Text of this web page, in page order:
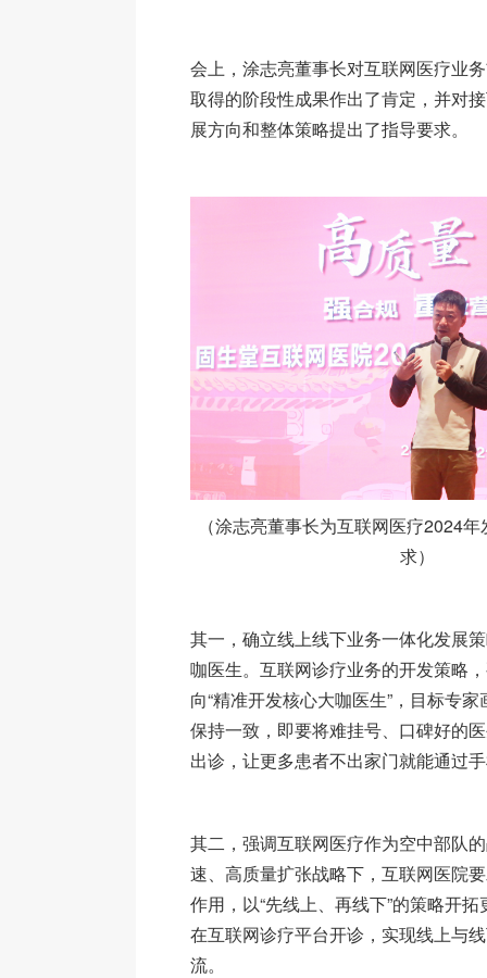
会上，涂志亮董事长对互联网医疗业
取得的阶段性成果作出了肯定，并对
展方向和整体策略提出了指导要求。
（涂志亮董事长为互联网医疗2024
求）
其一，确立线上线下业务一体化发展
咖医生。互联网诊疗业务的开发策略
向“精准开发核心大咖医生”，目标专
保持一致，即要将难挂号、口碑好的
出诊，让更多患者不出家门就能通过
其二，强调互联网医疗作为空中部队
速、高质量扩张战略下，互联网医院
作用，以“先线上、再线下”的策略开
在互联网诊疗平台开诊，实现线上与
流。